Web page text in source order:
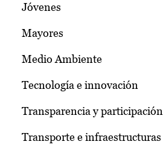
Jóvenes
Mayores
Medio Ambiente
Tecnología e innovación
Transparencia y participación
Transporte e infraestructuras